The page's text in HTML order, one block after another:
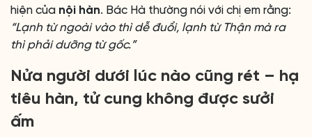
hiện của nội hàn. Bác Hà thường nói với chị em rằng:
“Lạnh từ ngoài vào thì dễ đuổi, lạnh từ Thận mà ra
thì phải dưỡng từ gốc.”
Nửa người dưới lúc nào cũng rét – hạ
tiêu hàn, tử cung không được sưởi
ấm